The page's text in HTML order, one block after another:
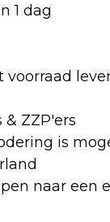
1 dag
voorraad
& ZZP'ers
is
naar een